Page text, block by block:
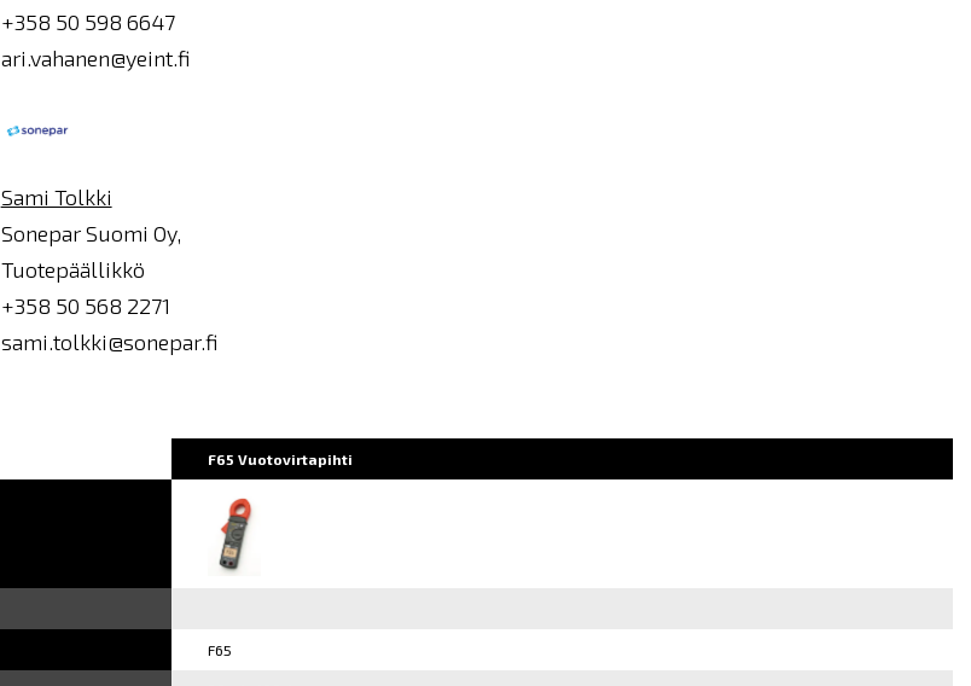
+358 50 598 6647
ari.vahanen@yeint.fi
Sami Tolkki
Sonepar Suomi Oy,
Tuotepäällikkö
+358 50 568 2271
sami.tolkki@sonepar.fi
F65 Vuotovirtapihti
F65